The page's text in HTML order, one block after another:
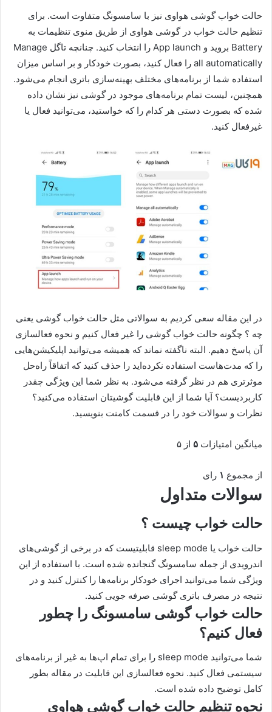
حالت خواب گوشی هواوی نیز با سامسونگ متفاوت است. برای
تنظیم حالت خواب در گوشی هواوی از طریق منوی تنظیمات به
Battery بروید و App launch را انتخاب کنید. چنانچه تاگل Manage
all automatically را فعال کنید، بصورت خودکار و بر اساس میزان
استفاده شما از برنامه‌های مختلف بهینه‌سازی باتری انجام می‌شود.
همچنین، لیست تمام برنامه‌های موجود در گوشی نیز نشان داده
شده که بصورت دستی هر کدام را که خواستید، می‌توانید فعال یا
غیرفعال کنید.
در این مقاله سعی کردیم به سوالاتی مثل حالت خواب گوشی یعنی
چه ؟ چگونه حالت خواب گوشی را غیر فعال کنیم و نحوه فعالسازی
آن پاسخ دهیم. البته ناگفته نماند که همیشه می‌توانید اپلیکیشن‌هایی
را که مدت‌هاست استفاده نکرده‌اید را حذف کنید که اتفاقاً راه‌حل
موثرتری هم در نظر گرفته می‌شود. به نظر شما این ویژگی چقدر
کاربردیست؟ آیا شما از این قابلیت گوشیتان استفاده می‌کنید؟
نظرات و سوالات خود را در قسمت کامنت بنویسید.
میانگین امتیازات ۵ از ۵
از مجموع ۱ رای
سوالات متداول
حالت خواب چیست ؟
حالت خواب یا sleep mode قابلیتیست که در برخی از گوشی‌های
اندرویدی از جمله سامسونگ گنجانده شده است. با استفاده از این
ویژگی شما می‌توانید اجرای خودکار برنامه‌ها را کنترل کنید و در
نتیجه در مصرف باتری گوشی صرفه جویی کنید.
حالت خواب گوشی سامسونگ را چطور
فعال کنیم؟
شما می‌توانید sleep mode را برای تمام اپ‌ها به غیر از برنامه‌های
سیستمی فعال کنید. نحوه فعالسازی این قابلیت در مقاله بطور
کامل توضیح داده شده است.
نحوه تنظیم حالت خواب گوشی هواوی